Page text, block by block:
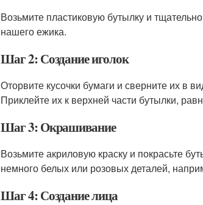
Возьмите пластиковую бутылку и
нашего ежика.
Шаг 2: Создание иголок
Оторвите кусочки бумаги и сверните их в
Приклейте их к верхней части бутылки,
Шаг 3: Окрашивание
Возьмите акриловую краску и покрасьте
немного белых или розовых деталей,
Шаг 4: Создание лица